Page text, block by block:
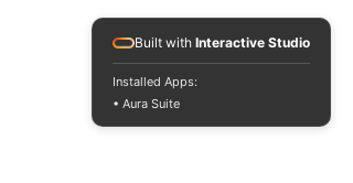
Built with Interactive Studio
Installed Apps:
• Aura Suite